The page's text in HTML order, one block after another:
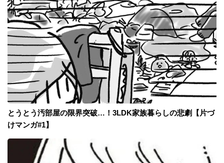
とうとう汚部屋の限界突破…！3LDK家族暮らしの悲劇【片づ
けマンガ#1】